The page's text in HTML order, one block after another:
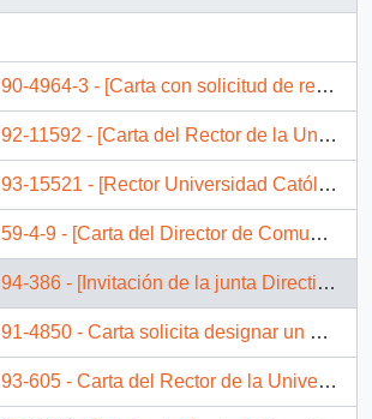
90-4964-3 - [Carta con solicitud de remover a la Señora Mariana Martelli Ukrow de su cargo de Rectora de la Universidad de Playa Ancha de Ciencias de la Educación].
92-11592 - [Carta del Rector de la Universidad Católica del Norte dirigida al Jefe de Gabinete Presidencial]
93-15521 - [Rector Universidad Católica de Nicaragua informa entrga de Doctorado Honoris Causa]
59-4-9 - [Carta del Director de Comunicación de la Universidad Católica de Valparaíso, Enríque Aimone]
94-386 - [Invitación de la junta Directiva de la Universidad del Bío Bío]
91-4850 - Carta solicita designar un nuevo Director para la Universidad del Bio Bio
93-605 - Carta del Rector de la Universidad del Bío Bío, sr. Roberto Goycoolea Infante, dirigida al Jefe de Gabinete de la Presidencia de la República, sr. Carlos Bascuñán